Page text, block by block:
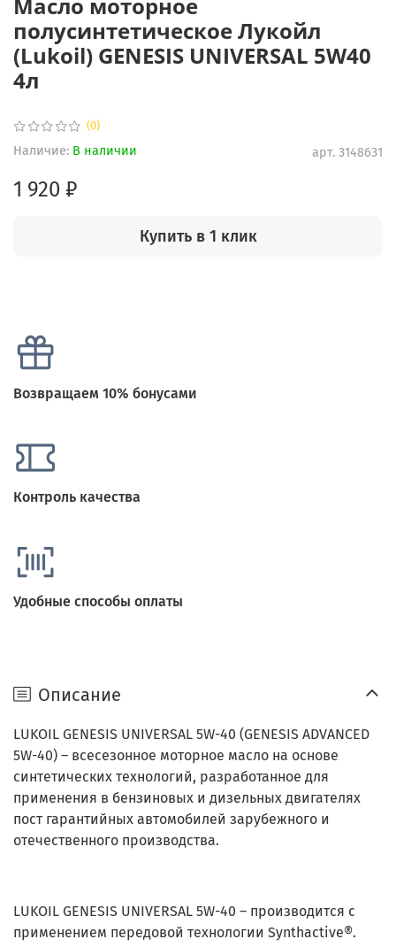
(0)
арт. 3148631
Наличие: В наличии
полусинтетическое Лукойл
(Lukoil) GENESIS UNIVERSAL 5W40
4л
1 920 ₽
Купить в 1 клик
Возвращаем 10% бонусами
Контроль качества
Удобные способы оплаты
Описание
LUKOIL GENESIS UNIVERSAL 5W-40 (GENESIS ADVANCED
5W-40) – всесезонное моторное масло на основе
синтетических технологий, разработанное для
применения в бензиновых и дизельных двигателях
пост гарантийных автомобилей зарубежного и
отечественного производства.
LUKOIL GENESIS UNIVERSAL 5W-40 – производится с
применением передовой технологии Synthactive®.